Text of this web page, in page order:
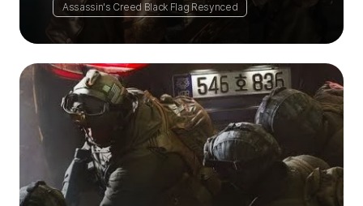
Assassin's Creed Black Flag Resynced